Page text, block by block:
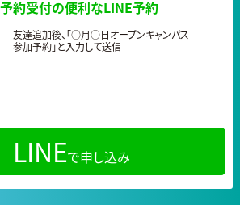
約受付の便利なLINE予約
友達追加後、「○月○日オープンキャンパス
参加予約」と入力して送信
LINEで申し込み